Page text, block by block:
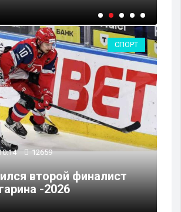
СПОРТ
12659
второй финалист
-2026